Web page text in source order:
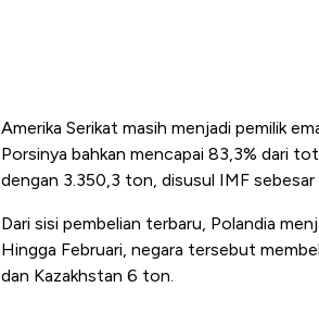
Amerika Serikat masih menjadi pemilik
Porsinya bahkan mencapai 83,3% dari
dengan 3.350,3 ton, disusul IMF
Dari sisi pembelian terbaru, Polandia
Hingga Februari, negara tersebut
dan Kazakhstan 6 ton.